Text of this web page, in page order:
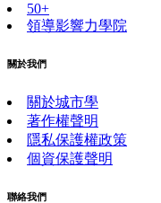
50+
領導影響力學院
關於我們
關於城市學
著作權聲明
隱私保護權政策
個資保護聲明
聯絡我們